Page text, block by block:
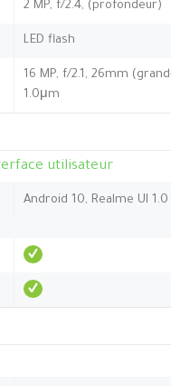
2 MP, f/2.4, (profondeur)
LED flash
16 MP, f/2.1, 26mm
1.0μm
utilisateur
Android 10, Realme UI 1.0